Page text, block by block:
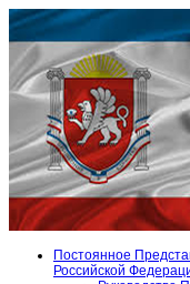
Постоянное
Российской